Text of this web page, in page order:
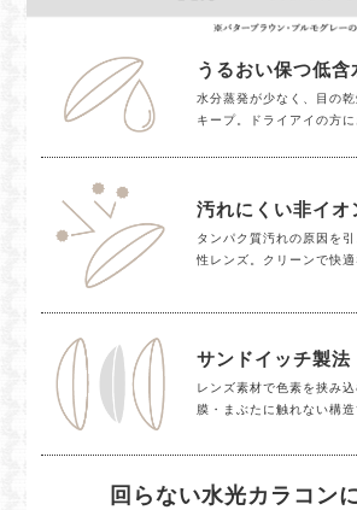
うるおい保つ低含
水分蒸発が少なく、目の
キープ。ドライアイの方に
汚れにくい非イオ
タンパク質汚れの原因を
性レンズ。クリーンで快
サンドイッチ製法
レンズ素材で色素を挟み
膜・まぶたに触れない構造
回らない水光カラコン